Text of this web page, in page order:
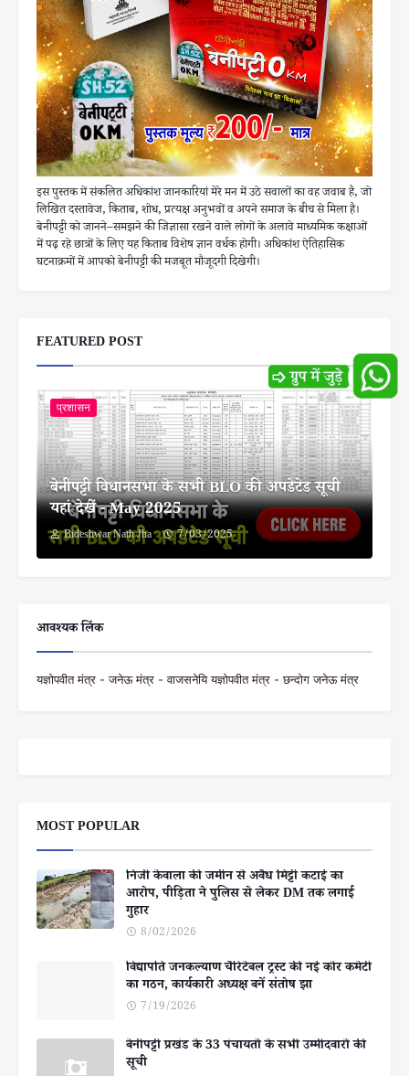
इस पुस्तक में संकलित अधिकांश जानकारियां मेरे मन में उठे सवालों का वह जवाब है, जो
लिखित दस्तावेज, किताब, शोध, प्रत्यक्ष अनुभवों व अपने समाज के बीच से मिला है।
बेनीपट्टी को जानने–समझने की जिज्ञासा रखने वाले लोगों के अलावे माध्यमिक कक्षाओं
में पढ़ रहे छात्रों के लिए यह किताब विशेष ज्ञान वर्धक होगी। अधिकांश ऐतिहासिक
घटनाक्रमों में आपको बेनीपट्टी की मजबूत मौजूदगी दिखेगी।
FEATURED POST
प्रशासन
बेनीपट्टी विधानसभा के सभी BLO की अपडेटेड सूची
यहां देखें - May 2025
Bideshwar Nath Jha 7/03/2025
आवश्यक लिंक
यज्ञोपवीत मंत्र - जनेऊ मंत्र - वाजसनेयि यज्ञोपवीत मंत्र - छन्दोग जनेऊ मंत्र
MOST POPULAR
निजी केवाला की जमीन से अवैध मिट्टी कटाई का
आरोप, पीड़िता ने पुलिस से लेकर DM तक लगाई
गुहार
8/02/2026
विद्यापति जनकल्याण चैरिटेबल ट्रस्ट की नई कोर कमेटी
का गठन, कार्यकारी अध्यक्ष बनें संतोष झा
7/19/2026
बेनीपट्टी प्रखंड के 33 पंचायतों के सभी उम्मीदवारों की
सूची